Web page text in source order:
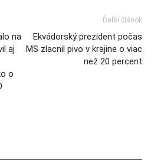
na
aj
o
Ďalší článok
Ekvádorský prezident počas
MS zlacnil pivo v krajine o viac
než 20 percent